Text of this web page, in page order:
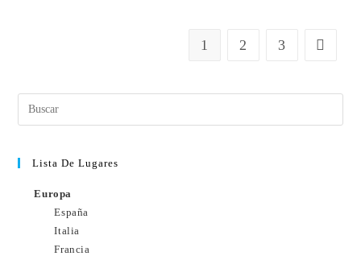
1 2 3
Lista De Lugares
Europa
España
Italia
Francia